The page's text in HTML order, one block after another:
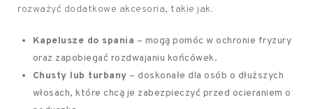
rozważyć dodatkowe akcesoria, takie jak:
Kapelusze do spania – mogą pomóc w ochronie fryzury
oraz zapobiegać rozdwajaniu końcówek.
Chusty lub turbany – doskonałe dla osób o dłuższych
włosach, które chcą je zabezpieczyć przed ocieraniem o